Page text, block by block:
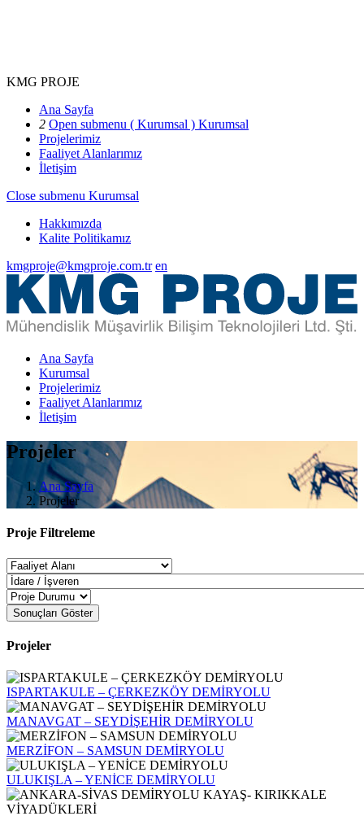
KMG PROJE
Ana Sayfa
2 Open submenu ( Kurumsal ) Kurumsal
Projelerimiz
Faaliyet Alanlarımız
İletişim
Close submenu Kurumsal
Hakkımızda
Kalite Politikamız
kmgproje@kmgproje.com.tr en
Ana Sayfa
Kurumsal
Projelerimiz
Faaliyet Alanlarımız
İletişim
Projeler
Ana Sayfa
Projeler
Proje Filtreleme
Sonuçları Göster
Projeler
ISPARTAKULE – ÇERKEZKÖY DEMİRYOLU
MANAVGAT – SEYDİŞEHİR DEMİRYOLU
MERZİFON – SAMSUN DEMİRYOLU
ULUKIŞLA – YENİCE DEMİRYOLU